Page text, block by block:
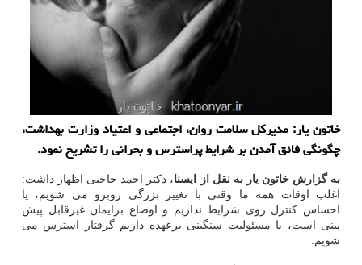
خاتون یار: مدیركل سلامت روان، اجتماعی و اعتیاد وزارت بهداشت،
چگونگی فائق آمدن بر شرایط پراسترس و بحرانی را تشریح نمود.
به گزارش خاتون یار به نقل از ایسنا، دكتر احمد حاجبی اظهار داشت:
اغلب اوقات همه ما وقتی با تغییر بزرگی روبرو می شویم، یا
احساس كنترل روی شرایط نداریم و اوضاع برایمان غیرقابل پیش
بینی است، یا مسئولیت سنگینی برعهده داریم گرفتار استرس می
شویم.